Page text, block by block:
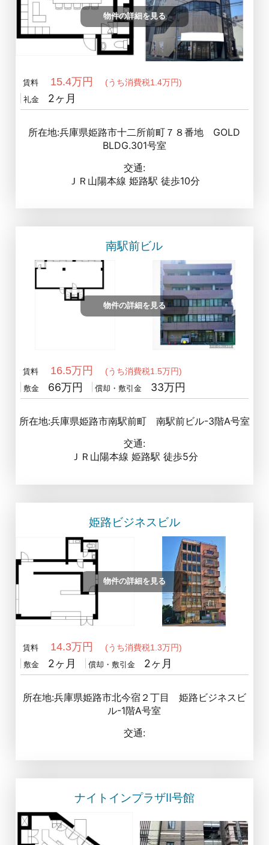
物件の詳細を見る
賃料 15.4万円 (うち消費税1.4万円)
礼金 2ヶ月
所在地:兵庫県姫路市十二所前町７８番地 GOLD
BLDG.301号室
交通:
ＪＲ山陽本線 姫路駅 徒歩10分
南駅前ビル
物件の詳細を見る
賃料 16.5万円 (うち消費税1.5万円)
敷金 66万円 償却・敷引金 33万円
所在地:兵庫県姫路市南駅前町 南駅前ビル-3階A号室
交通:
ＪＲ山陽本線 姫路駅 徒歩5分
姫路ビジネスビル
物件の詳細を見る
賃料 14.3万円 (うち消費税1.3万円)
敷金 2ヶ月 償却・敷引金 2ヶ月
所在地:兵庫県姫路市北今宿２丁目 姫路ビジネスビ
ル-1階A号室
交通:
ナイトインプラザⅡ号館